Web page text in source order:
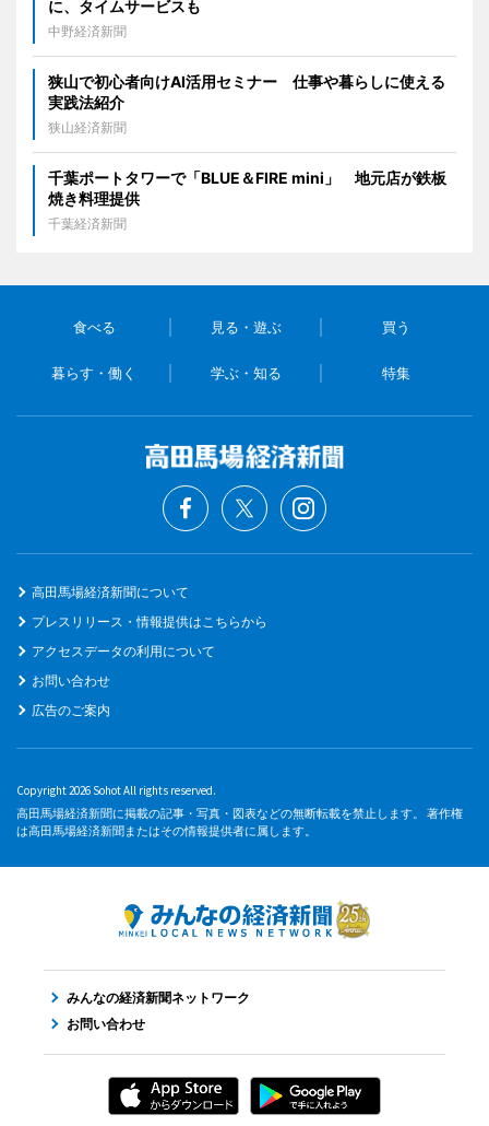
に、タイムサービスも
中野経済新聞
狭山で初心者向けAI活用セミナー 仕事や暮らしに使える
実践法紹介
狭山経済新聞
千葉ポートタワーで「BLUE＆FIRE mini」 地元店が鉄板
焼き料理提供
千葉経済新聞
食べる 見る・遊ぶ 買う
暮らす・働く 学ぶ・知る 特集
高田馬場経済新聞について
プレスリリース・情報提供はこちらから
アクセスデータの利用について
お問い合わせ
広告のご案内
Copyright 2026 Sohot All rights reserved.
高田馬場経済新聞に掲載の記事・写真・図表などの無断転載を禁止します。 著作権
は高田馬場経済新聞またはその情報提供者に属します。
みんなの経済新聞ネットワーク
お問い合わせ